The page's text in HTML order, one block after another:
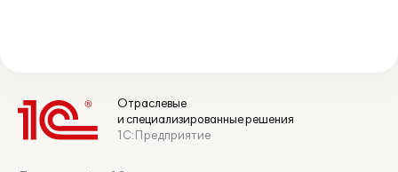
Отраслевые
и специализированные решения
1С:Предприятие